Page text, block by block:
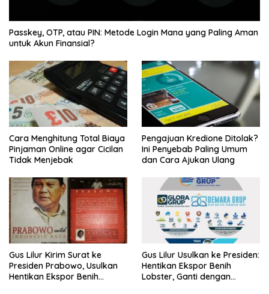
Passkey, OTP, atau PIN: Metode Login Mana yang Paling Aman
untuk Akun Finansial?
Cara Menghitung Total Biaya
Pinjaman Online agar Cicilan
Tidak Menjebak
Pengajuan Kredione Ditolak?
Ini Penyebab Paling Umum
dan Cara Ajukan Ulang
Gus Lilur Kirim Surat ke
Presiden Prabowo, Usulkan
Hentikan Ekspor Benih
Gus Lilur Usulkan ke Presiden:
Hentikan Ekspor Benih
Lobster, Ganti dengan